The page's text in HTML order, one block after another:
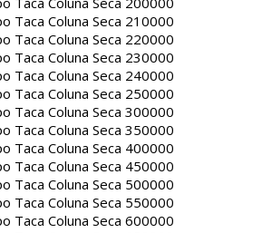
Taca Coluna Seca 210000
Taca Coluna Seca 220000
Taca Coluna Seca 230000
Taca Coluna Seca 240000
Taca Coluna Seca 250000
Taca Coluna Seca 300000
Taca Coluna Seca 350000
Taca Coluna Seca 400000
Taca Coluna Seca 450000
Taca Coluna Seca 500000
Taca Coluna Seca 550000
Taca Coluna Seca 600000